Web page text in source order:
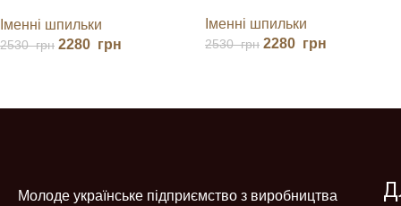
Іменні шпильки
2530грн 2280 грн
Іменні шпильки
2530грн 2280 грн
Молоде українське підприємство з виробництва